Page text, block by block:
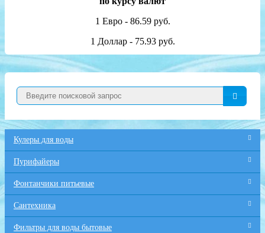
1 Евро - 86.59 руб.
1 Доллар - 75.93 руб.
Кулеры для воды
Пурифайеры
Фонтанчики питьевые
Сантехника
Фильтры для воды бытовые